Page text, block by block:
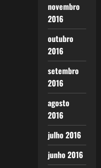
novembro
2016
outubro
2016
setembro
2016
agosto
2016
julho 2016
junho 2016